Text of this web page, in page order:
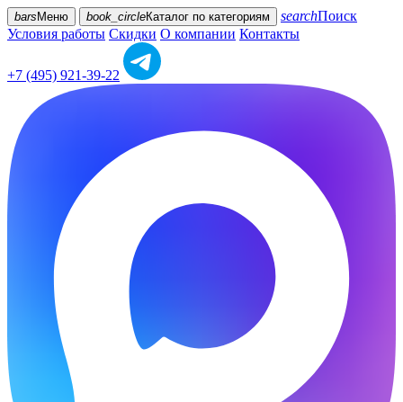
bars Меню book_circleКаталог по категориям searchПоиск
Условия работы Скидки О компании Контакты
+7 (495) 921-39-22